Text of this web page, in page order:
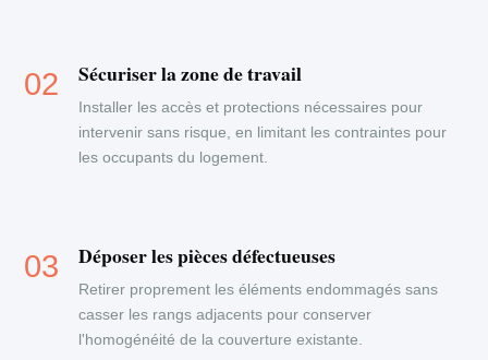
Sécuriser la zone de travail
Installer les accès et protections nécessaires pour
intervenir sans risque, en limitant les contraintes pour
les occupants du logement.
Déposer les pièces défectueuses
Retirer proprement les éléments endommagés sans
casser les rangs adjacents pour conserver
l'homogénéité de la couverture existante.